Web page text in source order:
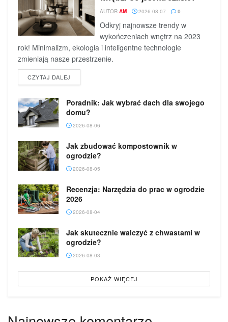
AUTOR AM 2026-08-07 0
Odkryj najnowsze trendy w
wykończeniach wnętrz na 2023
rok! Minimalizm, ekologia i inteligentne technologie
zmieniają nasze przestrzenie.
CZYTAJ DALEJ
Poradnik: Jak wybrać dach dla swojego
domu?
2026-08-06
Jak zbudować kompostownik w
ogrodzie?
2026-08-05
Recenzja: Narzędzia do prac w ogrodzie
2026
2026-08-04
Jak skutecznie walczyć z chwastami w
ogrodzie?
2026-08-03
POKAŻ WIĘCEJ